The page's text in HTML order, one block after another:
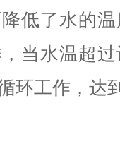
低了水的
当水温超
环工作，达